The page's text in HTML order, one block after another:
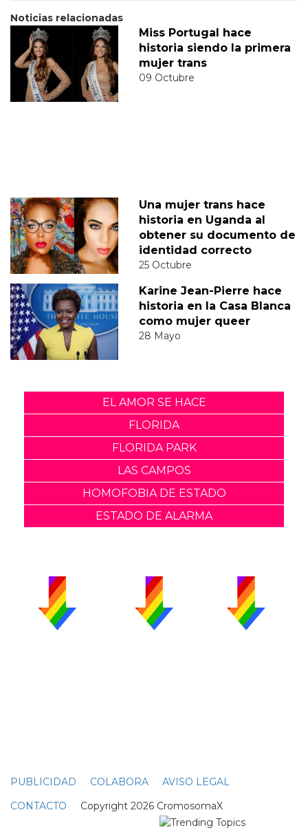
Noticias relacionadas
Miss Portugal hace
historia siendo la primera
mujer trans
09 Octubre
Una mujer trans hace
historia en Uganda al
obtener su documento de
identidad correcto
25 Octubre
Karine Jean-Pierre hace
historia en la Casa Blanca
como mujer queer
28 Mayo
EL AMOR SE HACE
FLORIDA
FLORIDA PARK
LAS CAMPOS
HOMOFOBIA DE ESTADO
ESTADO DE ALARMA
PUBLICIDAD COLABORA
AVISO LEGAL
CONTACTO Copyright 2026 CromosomaX